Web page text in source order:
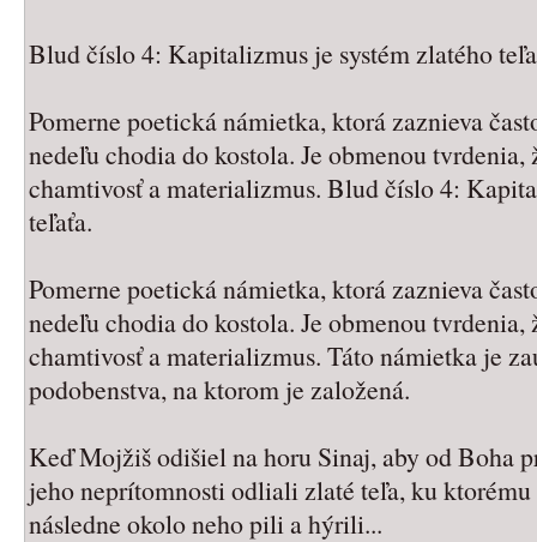
Blud číslo 4: Kapitalizmus je systém zlatého
Pomerne poetická námietka, ktorá zaznieva
nedeľu chodia do kostola. Je obmenou
chamtivosť a materializmus. Blud číslo 4:
teľaťa.
Pomerne poetická námietka, ktorá zaznieva
nedeľu chodia do kostola. Je obmenou
chamtivosť a materializmus. Táto námietka je
podobenstva, na ktorom je založená.
Keď Mojžiš odišiel na horu Sinaj, aby od Boha
jeho neprítomnosti odliali zlaté teľa, ku
následne okolo neho pili a hýrili...